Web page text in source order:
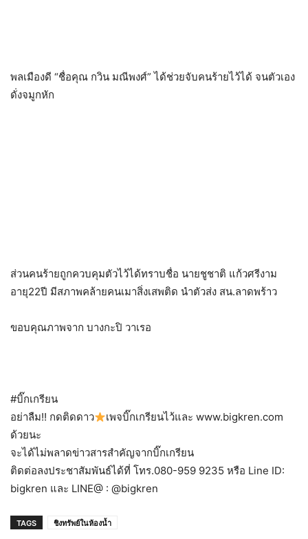
พลเมืองดี “ชื่อคุณ กวิน​ มณีพงศ์” ได้ช่วยจับคนร้ายไว้ได้​ จนตัวเอง
ดั่งจมูกหัก​
ส่วนคนร้ายถูกควบคุมตัวไว้ได้​ทราบชื่อ นายชูชาติ​ แก้วศรีงาม​
อายุ22ปี​ มีสภาพคล้ายคนเมาสิ่งเสพติด​ นำตัวส่ง​ สน.ลาดพร้าว​
ขอบคุณภาพจาก บางกะปิ วาเรอ
#บิ๊กเกรียน
อย่าลืม!! กดติดดาว
เพจบิ๊กเกรียนไว้และ www.bigkren.com
ด้วยนะ
จะได้ไม่พลาดข่าวสารสำคัญจากบิ๊กเกรียน
ติดต่อลงประชาสัมพันธ์ได้ที่ โทร.080-959 9235 หรือ Line ID:
bigkren และ LINE@ : @bigkren
TAGS ชิงทรัพย์ในห้องน้ำ